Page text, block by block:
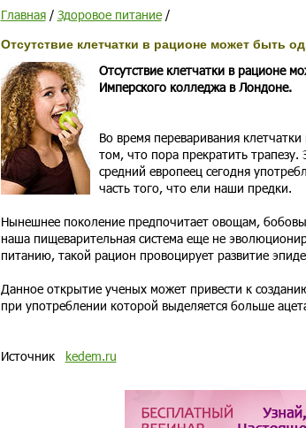
Главная/ Здоровое питание/
Отсутствие клетчатки в рационе может быть
Отсутствие клетчатки в рационе
Имперского колледжа в Лондоне.
Во время переваривания
том, что пора прекратить
средний европеец сегодня
часть того, что ели наши предки.
Нынешнее поколение предпочитает овощам,
наша пищеварительная система еще не
питанию, такой рацион провоцирует развитие
Данное открытие ученых может привести к
при употреблении которой выделяется больше
Источник kedem.ru